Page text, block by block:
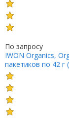
По запросу
IWON Organics,
пакетиков по 42 г